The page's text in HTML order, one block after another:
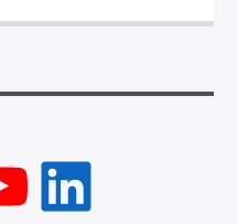
LinkedIn